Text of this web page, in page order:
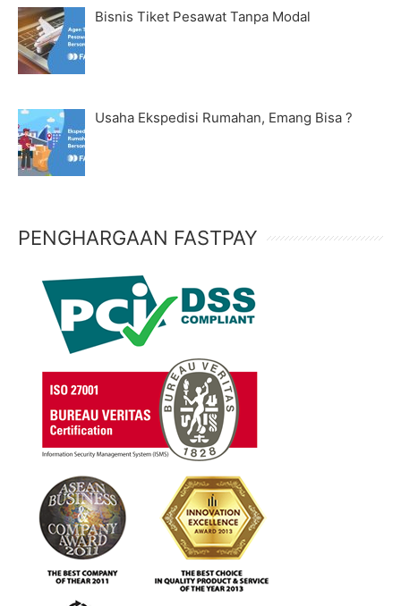
Bisnis Tiket Pesawat Tanpa Modal
Usaha Ekspedisi Rumahan, Emang Bisa ?
PENGHARGAAN FASTPAY